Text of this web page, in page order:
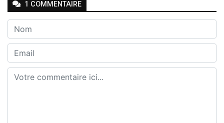
1 COMMENTAIRE